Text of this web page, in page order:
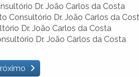
Dr. João Carlos da Costa
Consultório Dr. João Carlos da
Dr. João Carlos da Costa
Dr. João Carlos da Costa